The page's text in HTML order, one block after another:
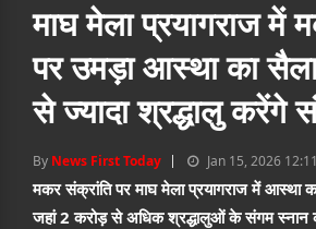
माघ मेला प्रयागराज में
पर उमड़ा आस्था का
से ज्यादा श्रद्धालु करेंगे
By News First Today Jan 15, 2026
मकर संक्रांति पर माघ मेला प्रयागराज में आस्था
जहां 2 करोड़ से अधिक श्रद्धालुओं के संगम स्नान